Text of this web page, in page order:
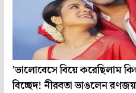
'ভালোবেসে বিয়ে করেছিলাম
বিচ্ছেদ! নীরবতা ভাঙলেন রণজয়